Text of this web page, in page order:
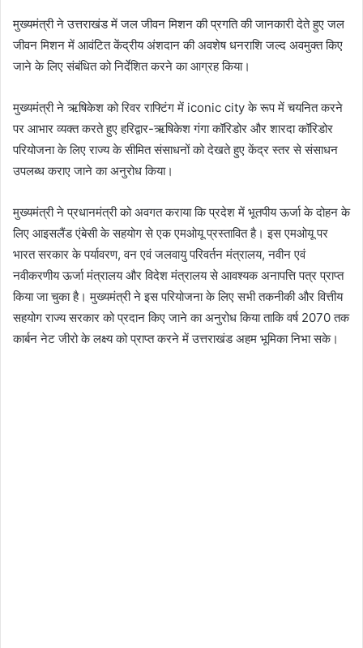
मुख्यमंत्री ने उत्तराखंड में जल जीवन मिशन की प्रगति की जानकारी देते हुए जल
जीवन मिशन में आवंटित केंद्रीय अंशदान की अवशेष धनराशि जल्द अवमुक्त किए
जाने के लिए संबंधित को निर्देशित करने का आग्रह किया।
मुख्यमंत्री ने ऋषिकेश को रिवर राफ्टिंग में iconic city के रूप में चयनित करने
पर आभार व्यक्त करते हुए हरिद्वार-ऋषिकेश गंगा कॉरिडोर और शारदा कॉरिडोर
परियोजना के लिए राज्य के सीमित संसाधनों को देखते हुए केंद्र स्तर से संसाधन
उपलब्ध कराए जाने का अनुरोध किया।
मुख्यमंत्री ने प्रधानमंत्री को अवगत कराया कि प्रदेश में भूतपीय ऊर्जा के दोहन के
लिए आइसलैंड एंबेसी के सहयोग से एक एमओयू प्रस्तावित है। इस एमओयू पर
भारत सरकार के पर्यावरण, वन एवं जलवायु परिवर्तन मंत्रालय, नवीन एवं
नवीकरणीय ऊर्जा मंत्रालय और विदेश मंत्रालय से आवश्यक अनापत्ति पत्र प्राप्त
किया जा चुका है। मुख्यमंत्री ने इस परियोजना के लिए सभी तकनीकी और वित्तीय
सहयोग राज्य सरकार को प्रदान किए जाने का अनुरोध किया ताकि वर्ष 2070 तक
कार्बन नेट जीरो के लक्ष्य को प्राप्त करने में उत्तराखंड अहम भूमिका निभा सके।